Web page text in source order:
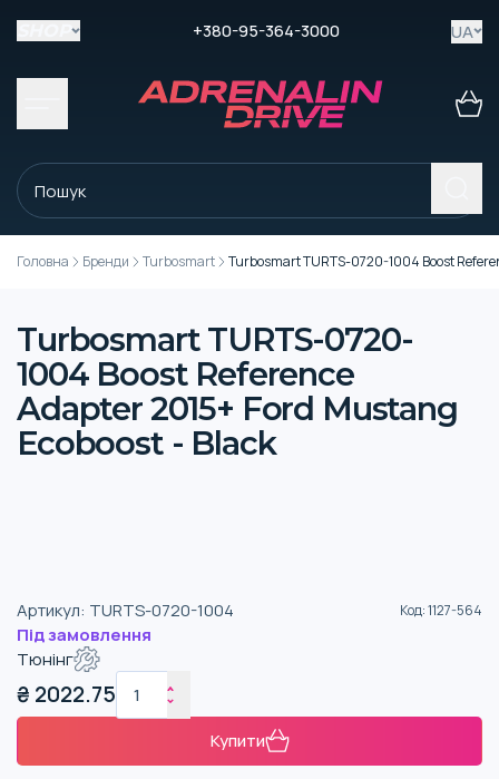
+380-95-364-3000 UA
Головна Бренди Turbosmart Turbosmart TURTS-0720-1004 Boost
Turbosmart TURTS-0720-
1004 Boost Reference
Adapter 2015+ Ford Mustang
Ecoboost - Black
Артикул: TURTS-0720-1004 Код:1127-564
Під замовлення
Тюнінг
₴ 2022.75
Купити